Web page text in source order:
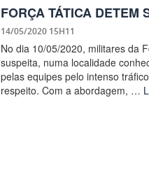
FORÇA TÁTICA DETEM
14/05/2020 15H11
No dia 10/05/2020, militares da
suspeita, numa localidade
pelas equipes pelo intenso
respeito. Com a abordagem, …